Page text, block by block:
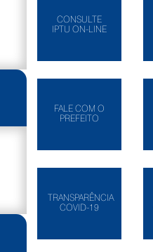
CONSULTE
IPTU ON-LINE
FALE COM O
PREFEITO
TRANSPARÊNCIA
COVID-19